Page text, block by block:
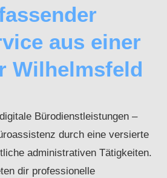
aus einer
Wilhelmsfeld
Bürodienstleistungen –
durch eine versierte
administrativen Tätigkeiten.
dir professionelle